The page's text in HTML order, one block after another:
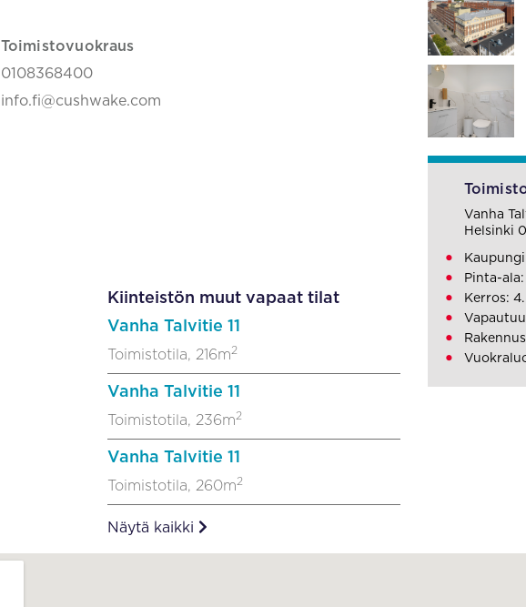
Toimistovuokraus
0108368400
info.fi@cushwake.com
Kiinteistön muut vapaat tilat
Vanha Talvitie 11
Toimistotila, 216m2
Vanha Talvitie 11
Toimistotila, 236m2
Vanha Talvitie 11
Toimistotila, 260m2
Näytä kaikki
Vanha
Helsinki
Pinta-
Kerros: